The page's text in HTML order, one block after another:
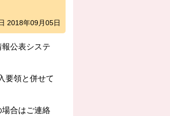
2018年09月05日
報公表システ
要領と併せて
合はご連絡